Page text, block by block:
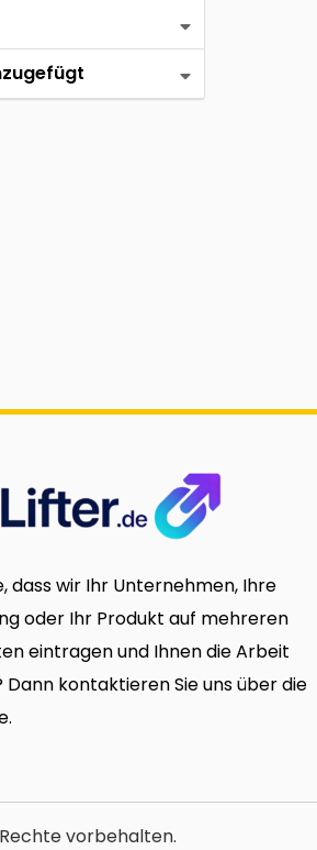
dass wir Ihr Unternehmen, Ihre
oder Ihr Produkt auf mehreren
eintragen und Ihnen die Arbeit
kontaktieren Sie uns über die
vorbehalten.